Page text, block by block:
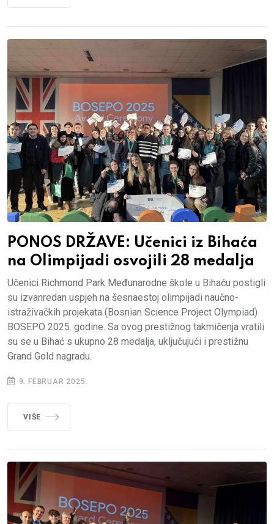
PONOS DRŽAVE: Učenici iz Bihaća
na Olimpijadi osvojili 28 medalja
Učenici Richmond Park Međunarodne škole u Bihaću postigli
su izvanredan uspjeh na šesnaestoj olimpijadi naučno-
istraživačkih projekata (Bosnian Science Project Olympiad)
BOSEPO 2025. godine. Sa ovog prestižnog takmičenja vratili
su se u Bihać s ukupno 28 medalja, uključujući i prestižnu
Grand Gold nagradu.
9. FEBRUAR 2025.
VIŠE